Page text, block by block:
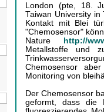
London (pte, 18.
Taiwan University
Kontakt mit Blei
"Chemosensor"
Nature http://
Metallstoffe und
Chemosensor
Monitoring von
Der Chemosensor
geformt, dass die